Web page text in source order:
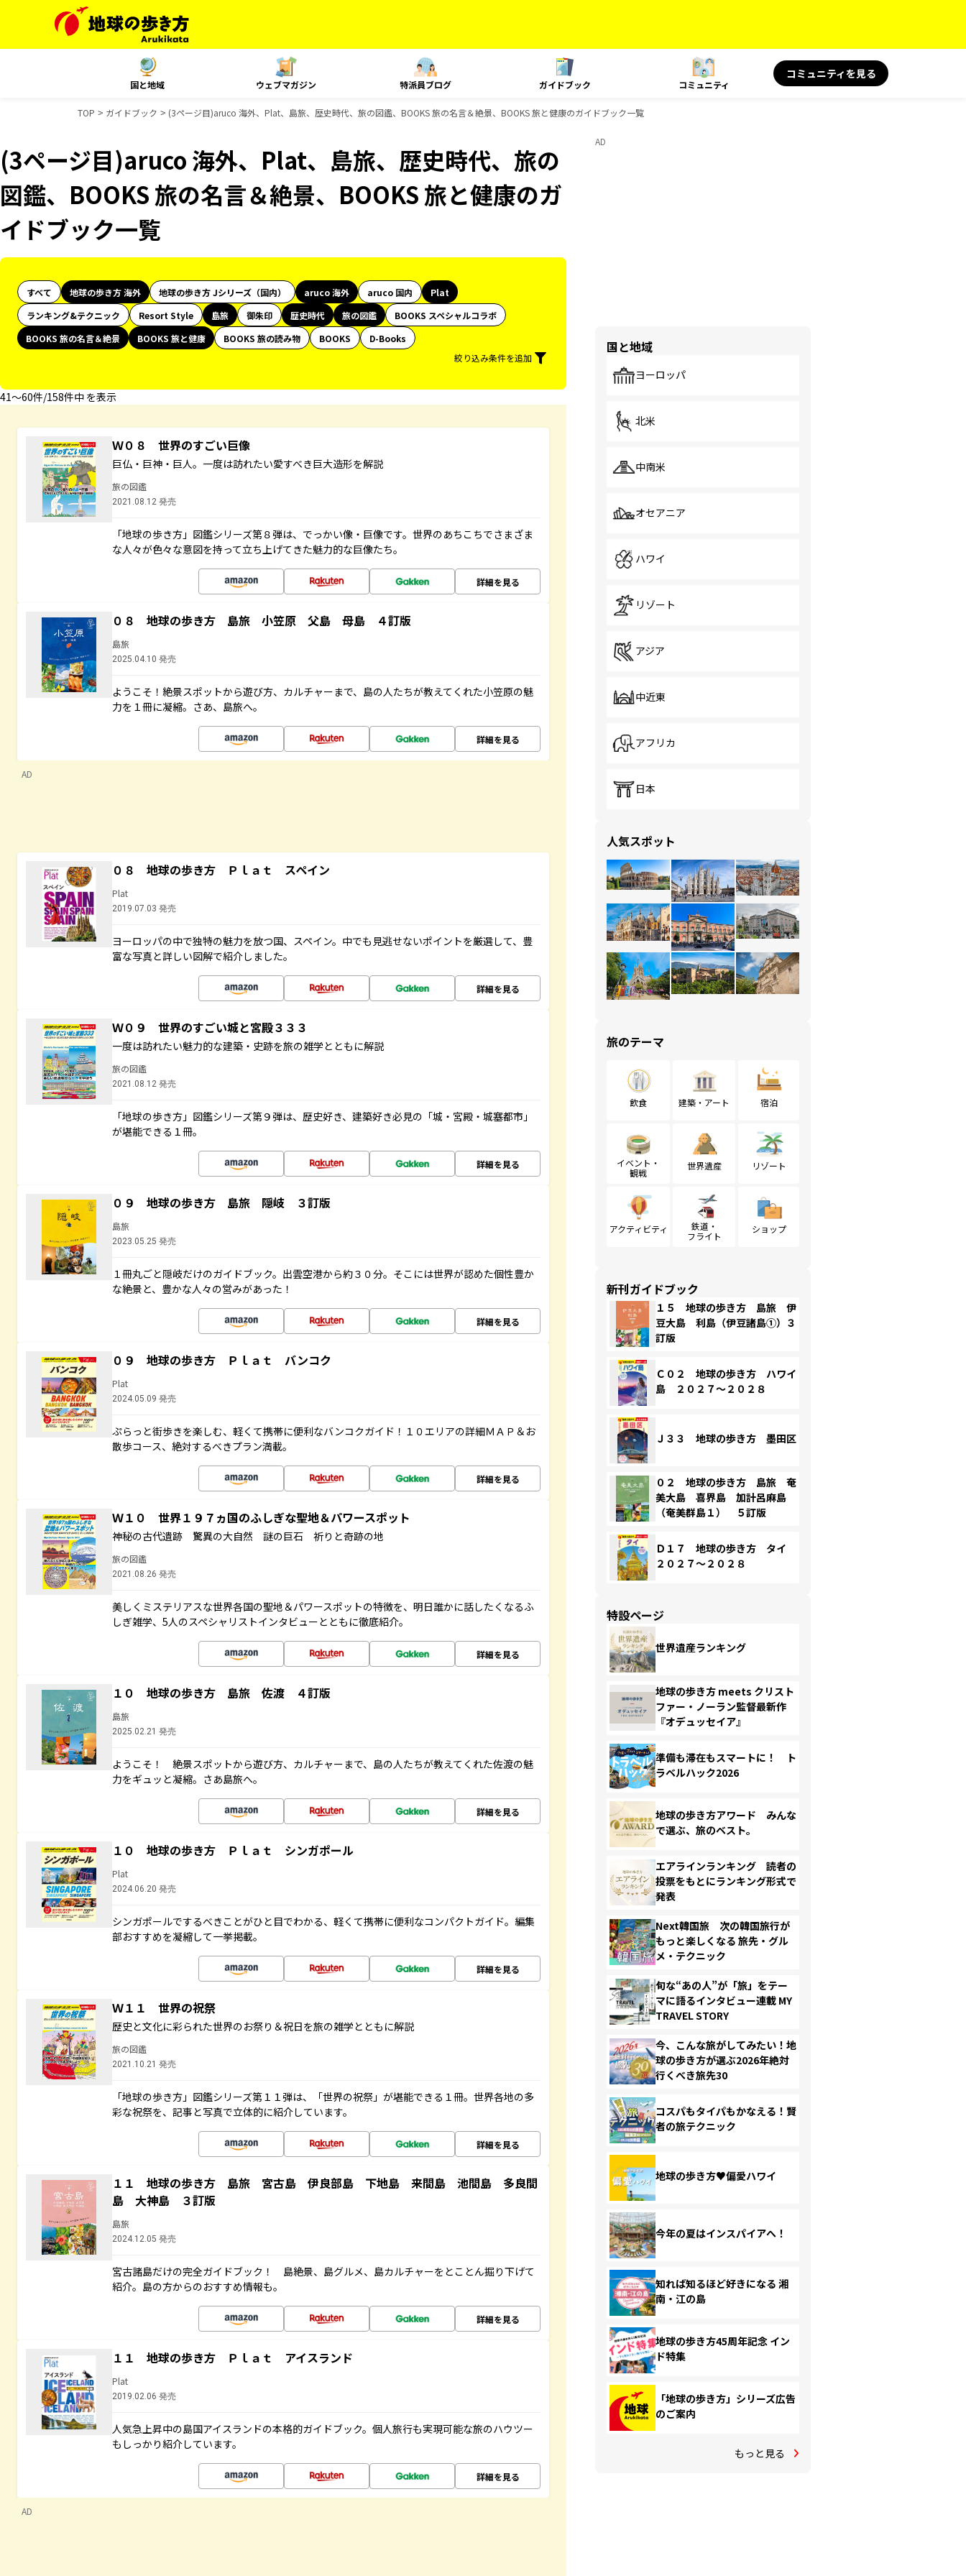
国と地域 ウェブマガジン 特派員ブログ ガイドブック コミュニティ
コミュニティを見る
TOP ガイドブック (3ページ目)aruco 海外、Plat、島旅、歴史時代、旅の図鑑、BOOKS 旅の名言＆絶景、BOOKS 旅と健康のガイドブック一覧
(3ページ目)aruco 海外、Plat、島旅、歴史時代、旅の
図鑑、BOOKS 旅の名言＆絶景、BOOKS 旅と健康のガ
イドブック一覧
すべて 地球の歩き方 海外 地球の歩き方 Jシリーズ（国内） aruco 海外 aruco 国内
Plat
ランキング&テクニック
Resort Style 島旅 御朱印 歴史時代 旅の図鑑
BOOKS スペシャルコラボ
BOOKS 旅の名言＆絶景
BOOKS 旅と健康 BOOKS 旅の読み物 BOOKS
D-Books
絞り込み条件を追加
41〜60件/158件中 を表示
Ｗ０８ 世界のすごい巨像
巨仏・巨神・巨人。一度は訪れたい愛すべき巨大造形を解説
旅の図鑑
2021.08.12 発売
「地球の歩き方」図鑑シリーズ第８弾は、でっかい像・巨像です。世界のあちこちでさまざま
な人々が色々な意図を持って立ち上げてきた魅力的な巨像たち。
詳細を見る
０８ 地球の歩き方 島旅 小笠原 父島 母島 ４訂版
島旅
2025.04.10 発売
ようこそ！絶景スポットから遊び方、カルチャーまで、島の人たちが教えてくれた小笠原の魅
力を１冊に凝縮。さあ、島旅へ。
詳細を見る
AD
０８ 地球の歩き方 Ｐｌａｔ スペイン
Plat
2019.07.03 発売
ヨーロッパの中で独特の魅力を放つ国、スペイン。中でも見逃せないポイントを厳選して、豊
富な写真と詳しい図解で紹介しました。
詳細を見る
Ｗ０９ 世界のすごい城と宮殿３３３
一度は訪れたい魅力的な建築・史跡を旅の雑学とともに解説
旅の図鑑
2021.08.12 発売
「地球の歩き方」図鑑シリーズ第９弾は、歴史好き、建築好き必見の「城・宮殿・城塞都市」
が堪能できる１冊。
詳細を見る
０９ 地球の歩き方 島旅 隠岐 ３訂版
島旅
2023.05.25 発売
１冊丸ごと隠岐だけのガイドブック。出雲空港から約３０分。そこには世界が認めた個性豊か
な絶景と、豊かな人々の営みがあった！
詳細を見る
０９ 地球の歩き方 Ｐｌａｔ バンコク
Plat
2024.05.09 発売
ぷらっと街歩きを楽しむ、軽くて携帯に便利なバンコクガイド！１０エリアの詳細ＭＡＰ＆お
散歩コース、絶対するべきプラン満載。
詳細を見る
Ｗ１０ 世界１９７ヵ国のふしぎな聖地＆パワースポット
神秘の古代遺跡 驚異の大自然 謎の巨石 祈りと奇跡の地
旅の図鑑
2021.08.26 発売
美しくミステリアスな世界各国の聖地＆パワースポットの特徴を、明日誰かに話したくなるふ
しぎ雑学、5人のスペシャリストインタビューとともに徹底紹介。
詳細を見る
１０ 地球の歩き方 島旅 佐渡 ４訂版
島旅
2025.02.21 発売
ようこそ！ 絶景スポットから遊び方、カルチャーまで、島の人たちが教えてくれた佐渡の魅
力をギュッと凝縮。さあ島旅へ。
詳細を見る
１０ 地球の歩き方 Ｐｌａｔ シンガポール
Plat
2024.06.20 発売
シンガポールでするべきことがひと目でわかる、軽くて携帯に便利なコンパクトガイド。編集
部おすすめを凝縮して一挙掲載。
詳細を見る
Ｗ１１ 世界の祝祭
歴史と文化に彩られた世界のお祭り＆祝日を旅の雑学とともに解説
旅の図鑑
2021.10.21 発売
「地球の歩き方」図鑑シリーズ第１１弾は、「世界の祝祭」が堪能できる１冊。世界各地の多
彩な祝祭を、記事と写真で立体的に紹介しています。
詳細を見る
１１ 地球の歩き方 島旅 宮古島 伊良部島 下地島 来間島 池間島 多良間
島 大神島 ３訂版
島旅
2024.12.05 発売
宮古諸島だけの完全ガイドブック！ 島絶景、島グルメ、島カルチャーをとことん掘り下げて
紹介。島の方からのおすすめ情報も。
詳細を見る
１１ 地球の歩き方 Ｐｌａｔ アイスランド
Plat
2019.02.06 発売
人気急上昇中の島国アイスランドの本格的ガイドブック。個人旅行も実現可能な旅のハウツー
もしっかり紹介しています。
詳細を見る
AD
AD
国と地域
ヨーロッパ
北米
中南米
オセアニア
ハワイ
リゾート
アジア
中近東
アフリカ
日本
人気スポット
旅のテーマ
飲食 建築・アート 宿泊
イベント・
観戦
世界遺産 リゾート
アクティビティ
鉄道・
フライト
ショップ
新刊ガイドブック
１５ 地球の歩き方 島旅 伊
豆大島 利島（伊豆諸島①）３
訂版
Ｃ０２ 地球の歩き方 ハワイ
島 ２０２７～２０２８
Ｊ３３ 地球の歩き方 墨田区
０２ 地球の歩き方 島旅 奄
美大島 喜界島 加計呂麻島
（奄美群島１） ５訂版
Ｄ１７ 地球の歩き方 タイ
２０２７～２０２８
特設ページ
世界遺産ランキング
地球の歩き方 meets クリスト
ファー・ノーラン監督最新作
『オデュッセイア』
準備も滞在もスマートに！ ト
ラベルハック2026
地球の歩き方アワード みんな
で選ぶ、旅のベスト。
エアラインランキング 読者の
投票をもとにランキング形式で
発表
Next韓国旅 次の韓国旅行が
もっと楽しくなる 旅先・グル
メ・テクニック
旬な“あの人”が「旅」をテー
マに語るインタビュー連載 MY
TRAVEL STORY
今、こんな旅がしてみたい！地
球の歩き方が選ぶ2026年絶対
行くべき旅先30
コスパもタイパもかなえる！賢
者の旅テクニック
地球の歩き方♥偏愛ハワイ
今年の夏はインスパイアへ！
知れば知るほど好きになる 湘
南・江の島
地球の歩き方45周年記念 イン
ド特集
「地球の歩き方」シリーズ広告
のご案内
もっと見る